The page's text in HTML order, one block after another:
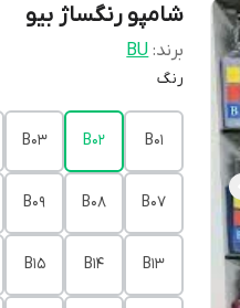
شامپو رنگساژ بیو
برند: BU
رنگ
B01
B02
B03
B07
B08
B09
B13
B14
B15